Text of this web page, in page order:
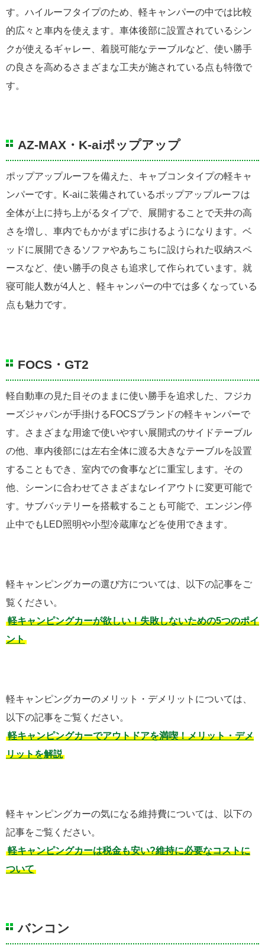
す。ハイルーフタイプのため、軽キャンパーの中では比較
的広々と車内を使えます。車体後部に設置されているシン
クが使えるギャレー、着脱可能なテーブルなど、使い勝手
の良さを高めるさまざまな工夫が施されている点も特徴で
す。
AZ-MAX・K-aiポップアップ
ポップアップルーフを備えた、キャブコンタイプの軽キャ
ンパーです。K-aiに装備されているポップアップルーフは
全体が上に持ち上がるタイプで、展開することで天井の高
さを増し、車内でもかがまずに歩けるようになります。ベ
ッドに展開できるソファやあちこちに設けられた収納スペ
ースなど、使い勝手の良さも追求して作られています。就
寝可能人数が4人と、軽キャンパーの中では多くなっている
点も魅力です。
FOCS・GT2
軽自動車の見た目そのままに使い勝手を追求した、フジカ
ーズジャパンが手掛けるFOCSブランドの軽キャンパーで
す。さまざまな用途で使いやすい展開式のサイドテーブル
の他、車内後部には左右全体に渡る大きなテーブルを設置
することもでき、室内での食事などに重宝します。その
他、シーンに合わせてさまざまなレイアウトに変更可能で
す。サブバッテリーを搭載することも可能で、エンジン停
止中でもLED照明や小型冷蔵庫などを使用できます。
軽キャンピングカーの選び方については、以下の記事をご
覧ください。
軽キャンピングカーが欲しい！失敗しないための5つのポイ
ント
軽キャンピングカーのメリット・デメリットについては、
以下の記事をご覧ください。
軽キャンピングカーでアウトドアを満喫！メリット・デメ
リットを解説
軽キャンピングカーの気になる維持費については、以下の
記事をご覧ください。
軽キャンピングカーは税金も安い?維持に必要なコストに
ついて
バンコン